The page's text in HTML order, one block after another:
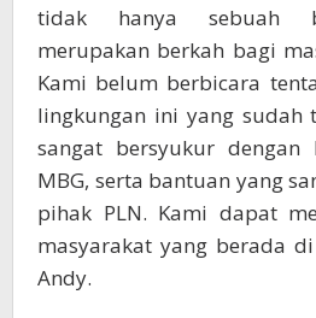
tidak hanya sebuah
merupakan berkah bagi
Kami belum berbicara
lingkungan ini yang sudah
sangat bersyukur dengan
MBG, serta bantuan yang
pihak PLN. Kami dapat
masyarakat yang berada
Andy.